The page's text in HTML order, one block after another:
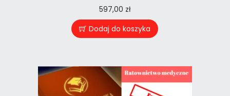
597,00 zł
Dodaj do koszyka